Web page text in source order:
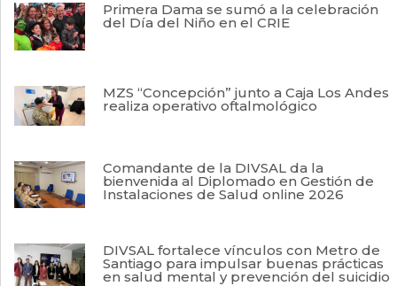
Primera Dama se sumó a la celebración
del Día del Niño en el CRIE
MZS “Concepción” junto a Caja Los Andes
realiza operativo oftalmológico
Comandante de la DIVSAL da la
bienvenida al Diplomado en Gestión de
Instalaciones de Salud online 2026
DIVSAL fortalece vínculos con Metro de
Santiago para impulsar buenas prácticas
en salud mental y prevención del suicidio